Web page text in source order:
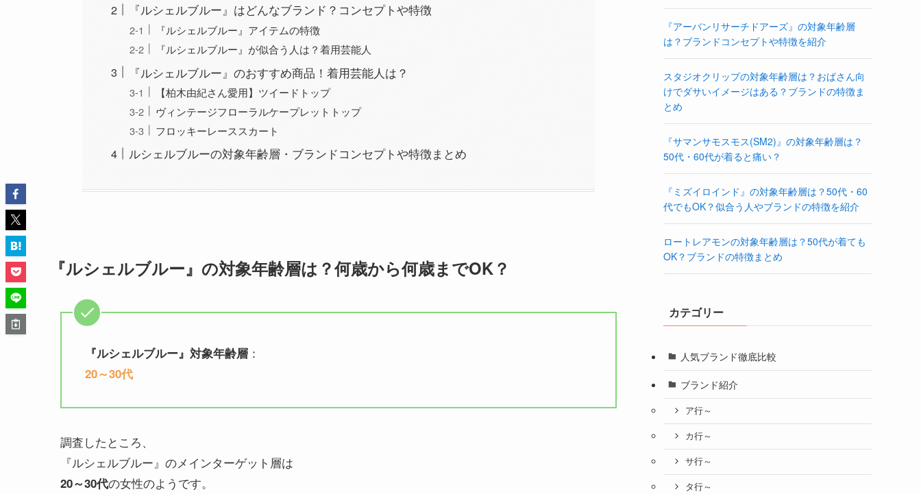
『ルシェルブルー』はどんなブランド？コンセプトや特徴
『ルシェルブルー』アイテムの特徴
『ルシェルブルー』が似合う人は？着用芸能人
『ルシェルブルー』のおすすめ商品！着用芸能人は？
【柏木由紀さん愛用】ツイードトップ
ヴィンテージフローラルケープレットトップ
フロッキーレーススカート
ルシェルブルーの対象年齢層・ブランドコンセプトや特徴まとめ
『ルシェルブルー』の対象年齢層は？何歳から何歳までOK？
『ルシェルブルー』対象年齢層 ：
20～30代
調査したところ、
『ルシェルブルー』のメインターゲット層は
20～30代の女性のようです。
『アーバンリサーチドアーズ』の対象年齢層
は？ブランドコンセプトや特徴を紹介
スタジオクリップの対象年齢層は？おばさん向
けでダサいイメージはある？ブランドの特徴ま
とめ
『サマンサモスモス(SM2)』の対象年齢層は？
50代・60代が着ると痛い？
『ミズイロインド』の対象年齢層は？50代・60
代でもOK？似合う人やブランドの特徴を紹介
ロートレアモンの対象年齢層は？50代が着ても
OK？ブランドの特徴まとめ
カテゴリー
人気ブランド徹底比較
ブランド紹介
ア行～
カ行～
サ行～
タ行～